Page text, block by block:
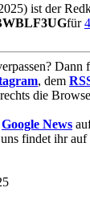
ist der
für
Dann
, dem
die
Google News
findet ihr auf